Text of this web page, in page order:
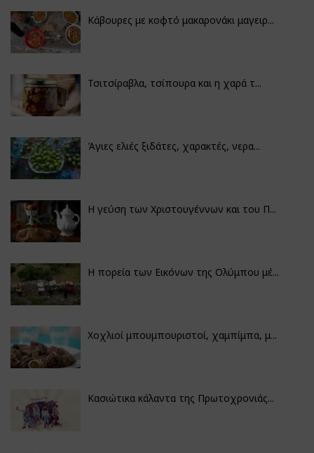
Κάβουρες με κοφτό μακαρονάκι μαγειρ...
Τσιτσίραβλα, τσίπουρα και η χαρά τ...
Άγιες ελιές ξιδάτες, χαρακτές, νερα...
Η γεύση των Χριστουγέννων και του Π...
Η πορεία των Εικόνων της Ολύμπου μέ...
Χοχλιοί μπουμπουριστοί, χαμπίμπα, μ...
Κασιώτικα κάλαντα της Πρωτοχρονιάς...